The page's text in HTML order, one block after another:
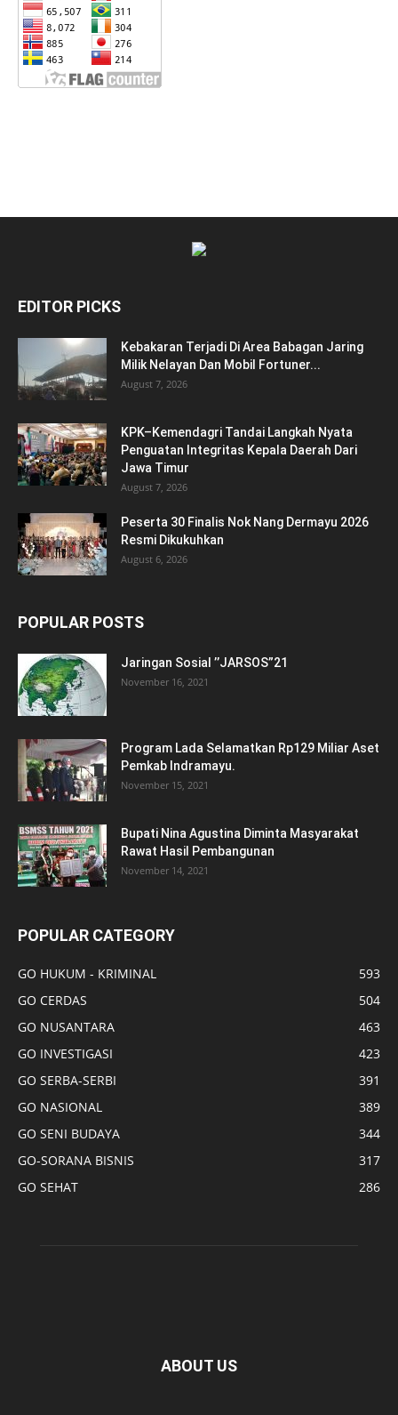
EDITOR PICKS
Kebakaran Terjadi Di Area Babagan Jaring
Milik Nelayan Dan Mobil Fortuner...
August 7, 2026
KPK–Kemendagri Tandai Langkah Nyata
Penguatan Integritas Kepala Daerah Dari
Jawa Timur
August 7, 2026
Peserta 30 Finalis Nok Nang Dermayu 2026
Resmi Dikukuhkan
August 6, 2026
POPULAR POSTS
Jaringan Sosial ’’JARSOS”21
November 16, 2021
Program Lada Selamatkan Rp129 Miliar Aset
Pemkab Indramayu.
November 15, 2021
Bupati Nina Agustina Diminta Masyarakat
Rawat Hasil Pembangunan
November 14, 2021
POPULAR CATEGORY
GO HUKUM - KRIMINAL
593
GO CERDAS
504
GO NUSANTARA
463
GO INVESTIGASI
423
GO SERBA-SERBI
391
GO NASIONAL
389
GO SENI BUDAYA
344
GO-SORANA BISNIS
317
GO SEHAT
286
ABOUT US